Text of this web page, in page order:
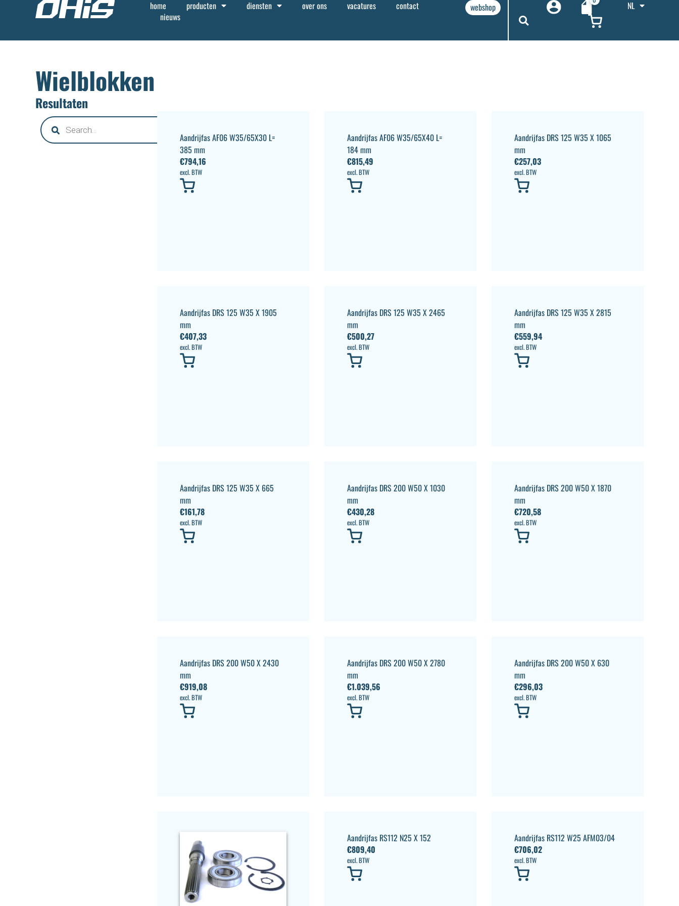
home producten diensten over ons vacatures
contact
nieuws
webshop NL
Wielblokken
Resultaten
Aandrijfas AF06 W35/65X30 L=
385 mm
€794,16
excl. BTW
Aandrijfas AF06 W35/65X40 L=
184 mm
€815,49
excl. BTW
Aandrijfas DRS 125 W35 X 1065
mm
€257,03
excl. BTW
Aandrijfas DRS 125 W35 X 1905
mm
€407,33
excl. BTW
Aandrijfas DRS 125 W35 X 2465
mm
€500,27
excl. BTW
Aandrijfas DRS 125 W35 X 2815
mm
€559,94
excl. BTW
Aandrijfas DRS 125 W35 X 665
mm
€161,78
excl. BTW
Aandrijfas DRS 200 W50 X 1030
mm
€430,28
excl. BTW
Aandrijfas DRS 200 W50 X 1870
mm
€720,58
excl. BTW
Aandrijfas DRS 200 W50 X 2430
mm
€919,08
excl. BTW
Aandrijfas DRS 200 W50 X 2780
mm
€1.039,56
excl. BTW
Aandrijfas DRS 200 W50 X 630
mm
€296,03
excl. BTW
Aandrijfas RS112 N25 X 152
€809,40
excl. BTW
Aandrijfas RS112 W25 AFM03/04
€706,02
excl. BTW